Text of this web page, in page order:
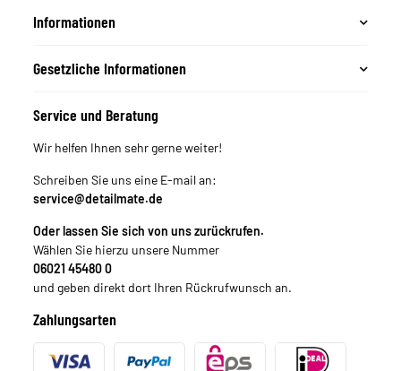
Informationen
Gesetzliche Informationen
Service und Beratung
Wir helfen Ihnen sehr gerne weiter!
Schreiben Sie uns eine E-mail an:
service@detailmate.de
Oder lassen Sie sich von uns zurückrufen.
Wählen Sie hierzu unsere Nummer
06021 45480 0
und geben direkt dort Ihren Rückrufwunsch an.
Zahlungsarten